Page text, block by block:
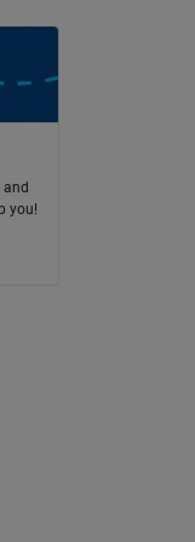
and
you!